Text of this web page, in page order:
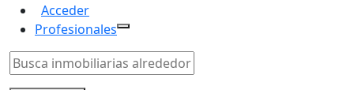
Acceder
Profesionales